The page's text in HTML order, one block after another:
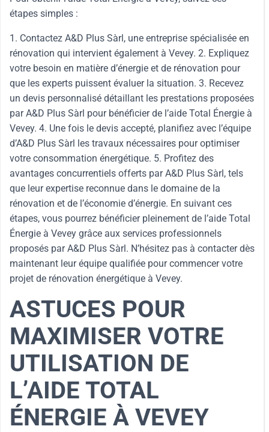
étapes simples :
1. Contactez A&D Plus Sàrl, une entreprise spécialisée en
rénovation qui intervient également à Vevey. 2. Expliquez
votre besoin en matière d’énergie et de rénovation pour
que les experts puissent évaluer la situation. 3. Recevez
un devis personnalisé détaillant les prestations proposées
par A&D Plus Sàrl pour bénéficier de l’aide Total Énergie à
Vevey. 4. Une fois le devis accepté, planifiez avec l’équipe
d’A&D Plus Sàrl les travaux nécessaires pour optimiser
votre consommation énergétique. 5. Profitez des
avantages concurrentiels offerts par A&D Plus Sàrl, tels
que leur expertise reconnue dans le domaine de la
rénovation et de l’économie d’énergie. En suivant ces
étapes, vous pourrez bénéficier pleinement de l’aide Total
Énergie à Vevey grâce aux services professionnels
proposés par A&D Plus Sàrl. N’hésitez pas à contacter dès
maintenant leur équipe qualifiée pour commencer votre
projet de rénovation énergétique à Vevey.
ASTUCES POUR
MAXIMISER VOTRE
UTILISATION DE
L’AIDE TOTAL
ÉNERGIE À VEVEY